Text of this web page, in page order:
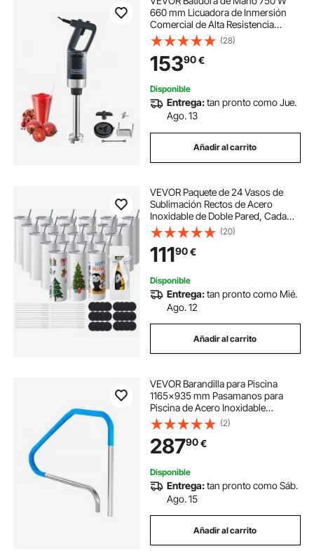
660 mm Licuadora de Inmersión
Comercial de Alta Resistencia
Velocidad Variable Hoja de Acero
Inoxidable Batidora Portátil Versátil
para Sopa Batido Puré Comida para
Bebés
(28)
15390€
Disponible
Entrega:tan pronto como Jue.
Ago. 13
Añadir al carrito
VEVOR Paquete de 24 Vasos de
Sublimación Rectos de Acero
Inoxidable de Doble Pared, Cada
591,5 ml, Vaso con Pajita, Tapa,
Cepillo, base, Envoltura Retráctil,
Caja de Regalo, para prensa de
calor
(20)
11190€
Disponible
Entrega:tan pronto como Mié.
Ago. 12
Añadir al carrito
VEVOR Barandilla para Piscina
1165x935 mm Pasamanos para
Piscina de Acero Inoxidable
Preconstruido Barra de Seguridad
Inoxidable con Accesorios para
Piscinas, Interiores, Exteriores,
Patios, Spas
(2)
28790€
Disponible
Entrega:tan pronto como Sáb.
Ago. 15
Añadir al carrito